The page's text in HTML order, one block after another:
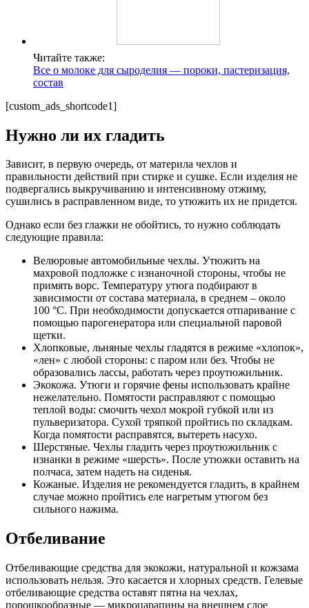
Читайте также:
Все о молоке для сыроделия — пороки, пастеризация,
состав
[custom_ads_shortcode1]
Нужно ли их гладить
Зависит, в первую очередь, от материла чехлов и
правильности действий при стирке и сушке. Если изделия не
подвергались выкручиванию и интенсивному отжиму,
сушились в расправленном виде, то утюжить их не придется.
Однако если без глажки не обойтись, то нужно соблюдать
следующие правила:
Велюровые автомобильные чехлы. Утюжить на
махровой подложке с изнаночной стороны, чтобы не
примять ворс. Температуру утюга подбирают в
зависимости от состава материала, в среднем – около
100 °C. При необходимости допускается отпаривание с
помощью парогенератора или специальной паровой
щетки.
Хлопковые, льняные чехлы гладятся в режиме «хлопок»,
«лен» с любой стороны: с паром или без. Чтобы не
образовались лассы, работать через проутюжильник.
Экокожа. Утюги и горячие фены использовать крайне
нежелательно. Помятости расправляют с помощью
теплой воды: смочить чехол мокрой губкой или из
пульверизатора. Сухой тряпкой пройтись по складкам.
Когда помятости расправятся, вытереть насухо.
Шерстяные. Чехлы гладить через проутюжильник с
изнанки в режиме «шерсть». После утюжки оставить на
полчаса, затем надеть на сиденья.
Кожаные. Изделия не рекомендуется гладить, в крайнем
случае можно пройтись еле нагретым утюгом без
сильного нажима.
Отбеливание
Отбеливающие средства для экокожи, натуральной и кожзама
использовать нельзя. Это касается и хлорных средств. Гелевые
отбеливающие средства оставят пятна на чехлах,
порошкообразные — микроцарапины на внешнем слое